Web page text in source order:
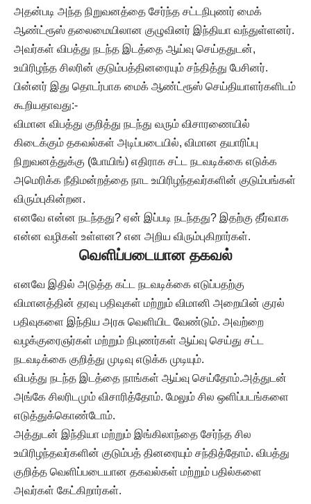
அதன்படி அந்த நிறுவனத்தை சேர்ந்த சட்டநிபுணர் மைக்
ஆண்ட்ரூஸ் தலைமையிலான குழுவினர் இந்தியா வந்துள்ளனர்.
அவர்கள் விபத்து நடந்த இடத்தை ஆய்வு செய்ததுடன்,
உயிரிழந்த சிலரின் குடும்பத்தினரையும் சந்தித்து பேசினர்.
பின்னர் இது தொடர்பாக மைக் ஆண்ட்ரூஸ் செய்தியாளர்களிடம்
கூறியதாவது:-
விமான விபத்து குறித்து நடந்து வரும் விசாரணையில்
கிடைக்கும் தகவல்கள் அடிப்படையில், விமான தயாரிப்பு
நிறுவனத்துக்கு (போயிங்) எதிராக சட்ட நடவடிக்கை எடுக்க
அமெரிக்க நீதிமன்றத்தை நாட உயிரிழந்தவர்களின் குடும்பங்கள்
விரும்புகின்றன.
எனவே என்ன நடந்தது? ஏன் இப்படி நடந்தது? இதற்கு தீர்வாக
என்ன வழிகள் உள்ளன? என அறிய விரும்புகிறார்கள்.
வெளிப்படையான தகவல்
எனவே இதில் அடுத்த கட்ட நடவடிக்கை எடுப்பதற்கு
விமானத்தின் தரவு பதிவுகள் மற்றும் விமானி அறையின் குரல்
பதிவுகளை இந்திய அரசு வெளியிட வேண்டும். அவற்றை
வழக்குரைஞர்கள் மற்றும் நிபுணர்கள் ஆய்வு செய்து சட்ட
நடவடிக்கை குறித்து முடிவு எடுக்க முடியும்.
விபத்து நடந்த இடத்தை நாங்கள் ஆய்வு செய்தோம்.அத்துடன்
அங்கே சிலரிடமும் விசாரித்தோம். மேலும் சில ஒளிப்படங்களை
எடுத்துக்கொண்டோம்.
அத்துடன் இந்தியா மற்றும் இங்கிலாந்தை சேர்ந்த சில
உயிரிழந்தவர்களின் குடும்பத் தினரையும் சந்தித்தோம். விபத்து
குறித்த வெளிப்படையான தகவல்கள் மற்றும் பதில்களை
அவர்கள் கேட்கிறார்கள்.